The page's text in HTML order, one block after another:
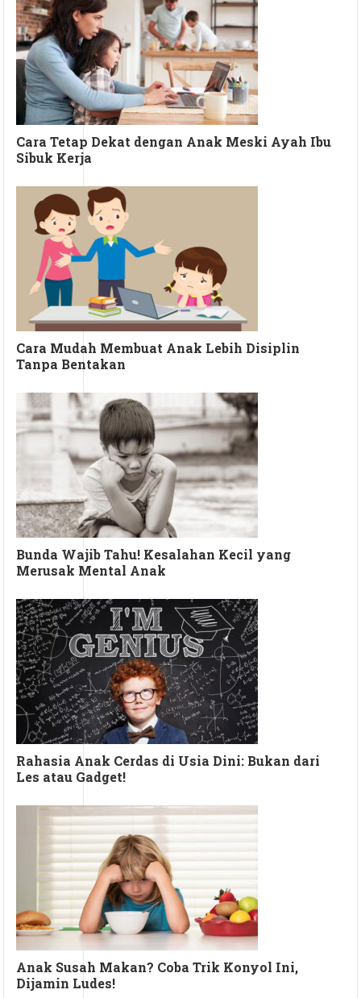
Cara Tetap Dekat dengan Anak Meski Ayah Ibu
Sibuk Kerja
Cara Mudah Membuat Anak Lebih Disiplin
Tanpa Bentakan
Bunda Wajib Tahu! Kesalahan Kecil yang
Merusak Mental Anak
Rahasia Anak Cerdas di Usia Dini: Bukan dari
Les atau Gadget!
Anak Susah Makan? Coba Trik Konyol Ini,
Dijamin Ludes!